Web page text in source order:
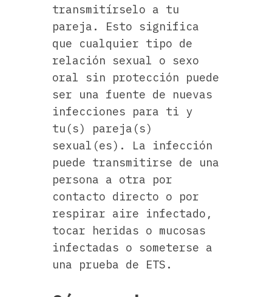
transmitírselo a tu
pareja. Esto significa
que cualquier tipo de
relación sexual o sexo
oral sin protección puede
ser una fuente de nuevas
infecciones para ti y
tu(s) pareja(s)
sexual(es). La infección
puede transmitirse de una
persona a otra por
contacto directo o por
respirar aire infectado,
tocar heridas o mucosas
infectadas o someterse a
una prueba de ETS.